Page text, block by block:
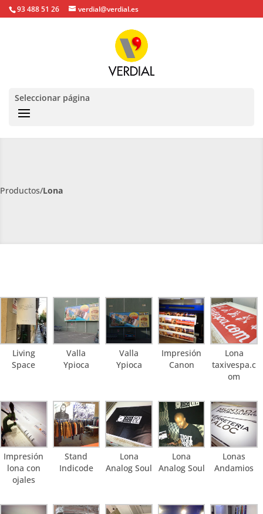
93 488 51 26 verdial@verdial.es
Seleccionar página
Productos/Lona
Living
Space
Valla
Ypioca
Valla
Ypioca
Impresión
Canon
Lona
taxivespa.c
om
Impresión
lona con
ojales
Stand
Indicode
Lona
Analog Soul
Lona
Analog Soul
Lonas
Andamios